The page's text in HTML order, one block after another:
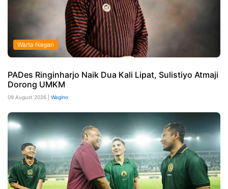
Warta Nagari
PADes Ringinharjo Naik Dua Kali Lipat, Sulistiyo Atmaji
Dorong UMKM
09 August 2026 | Wagino